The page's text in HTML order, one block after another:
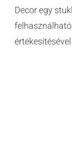
Decor egy